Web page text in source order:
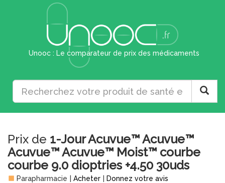
Unooc : Le comparateur de prix des médicaments
Prix de 1-Jour Acuvue™ Acuvue™
Acuvue™ Acuvue™ Moist™ courbe
courbe 9.0 dioptries +4.50 30uds
Parapharmacie Acheter Donnez votre avis